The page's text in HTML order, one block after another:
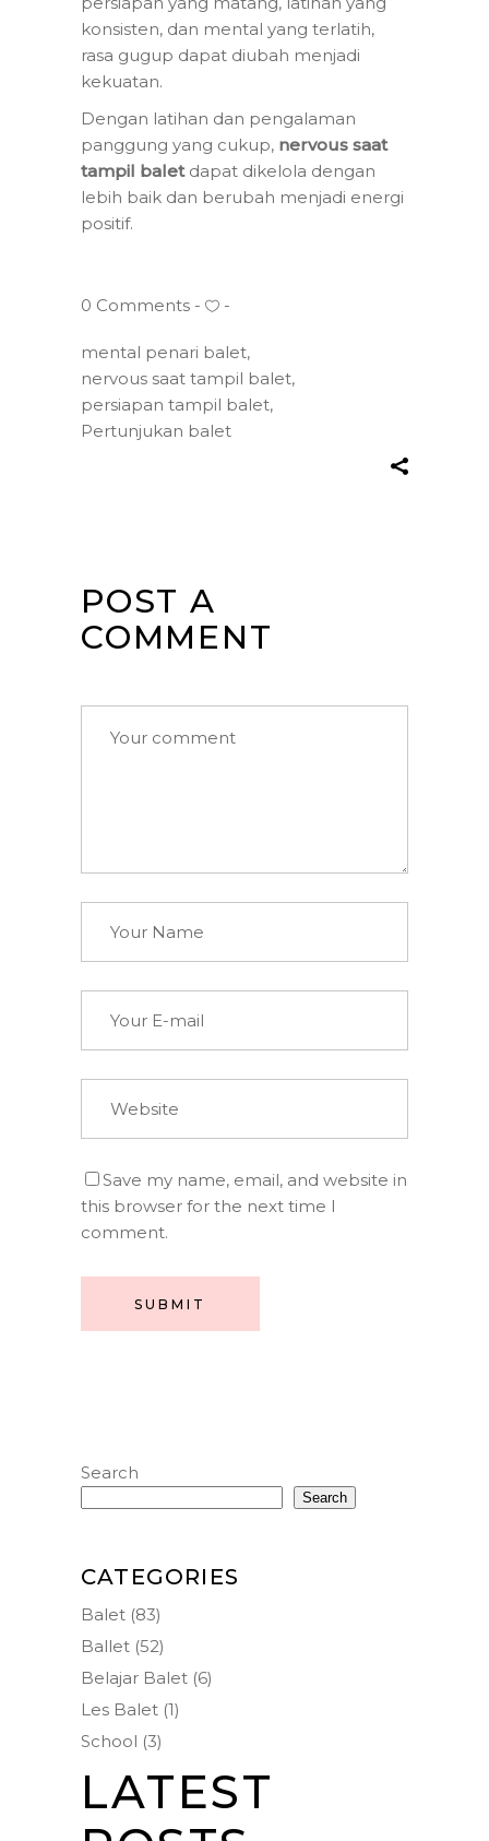
konsisten, dan mental yang terlatih,
rasa gugup dapat diubah menjadi
kekuatan.
Dengan latihan dan pengalaman
panggung yang cukup, nervous saat
tampil baletdapat dikelola dengan
lebih baik dan berubah menjadi energi
positif.
0 Comments
mental penari balet,
nervous saat tampil balet,
persiapan tampil balet,
Pertunjukan balet
POST A
COMMENT
Save my name, email, and website in
this browser for the next time I
comment.
SUBMIT
Search
Search
CATEGORIES
Balet (83)
Ballet (52)
Belajar Balet (6)
Les Balet (1)
School (3)
LATEST